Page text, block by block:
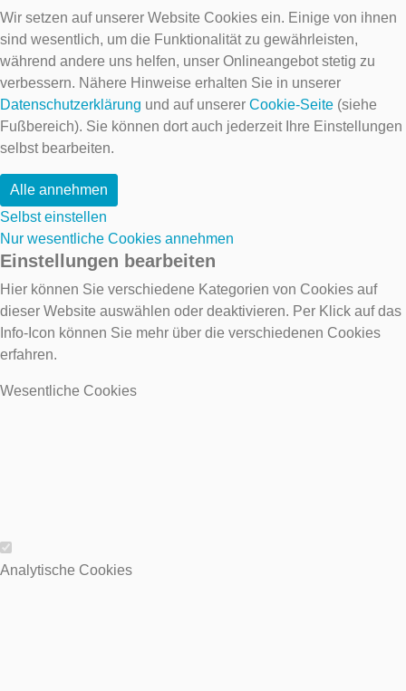
Wir setzen auf unserer Website Cookies ein. Einige von ihnen
sind wesentlich, um die Funktionalität zu gewährleisten,
während andere uns helfen, unser Onlineangebot stetig zu
verbessern. Nähere Hinweise erhalten Sie in unserer
Datenschutzerklärung und auf unserer Cookie-Seite (siehe
Fußbereich). Sie können dort auch jederzeit Ihre Einstellungen
selbst bearbeiten.
Alle annehmen
Selbst einstellen
Nur wesentliche Cookies annehmen
Einstellungen bearbeiten
Hier können Sie verschiedene Kategorien von Cookies auf
dieser Website auswählen oder deaktivieren. Per Klick auf das
Info-Icon können Sie mehr über die verschiedenen Cookies
erfahren.
Wesentliche Cookies
Wesentliche Cookies
Analytische Cookies